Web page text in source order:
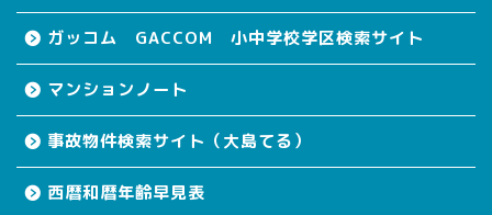
ガッコム GACCOM 小中学校学区検索サイト
マンションノート
事故物件検索サイト（大島てる）
西暦和暦年齢早見表